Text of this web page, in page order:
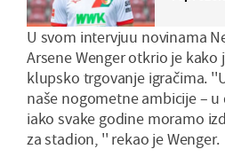
U svom intervjuu novinama
Arsene Wenger otkrio je
klupsko trgovanje igračima.
naše nogometne ambicije –
iako svake godine moramo
za stadion, '' rekao je Wenger.